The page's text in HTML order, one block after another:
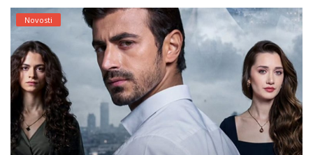
Novosti